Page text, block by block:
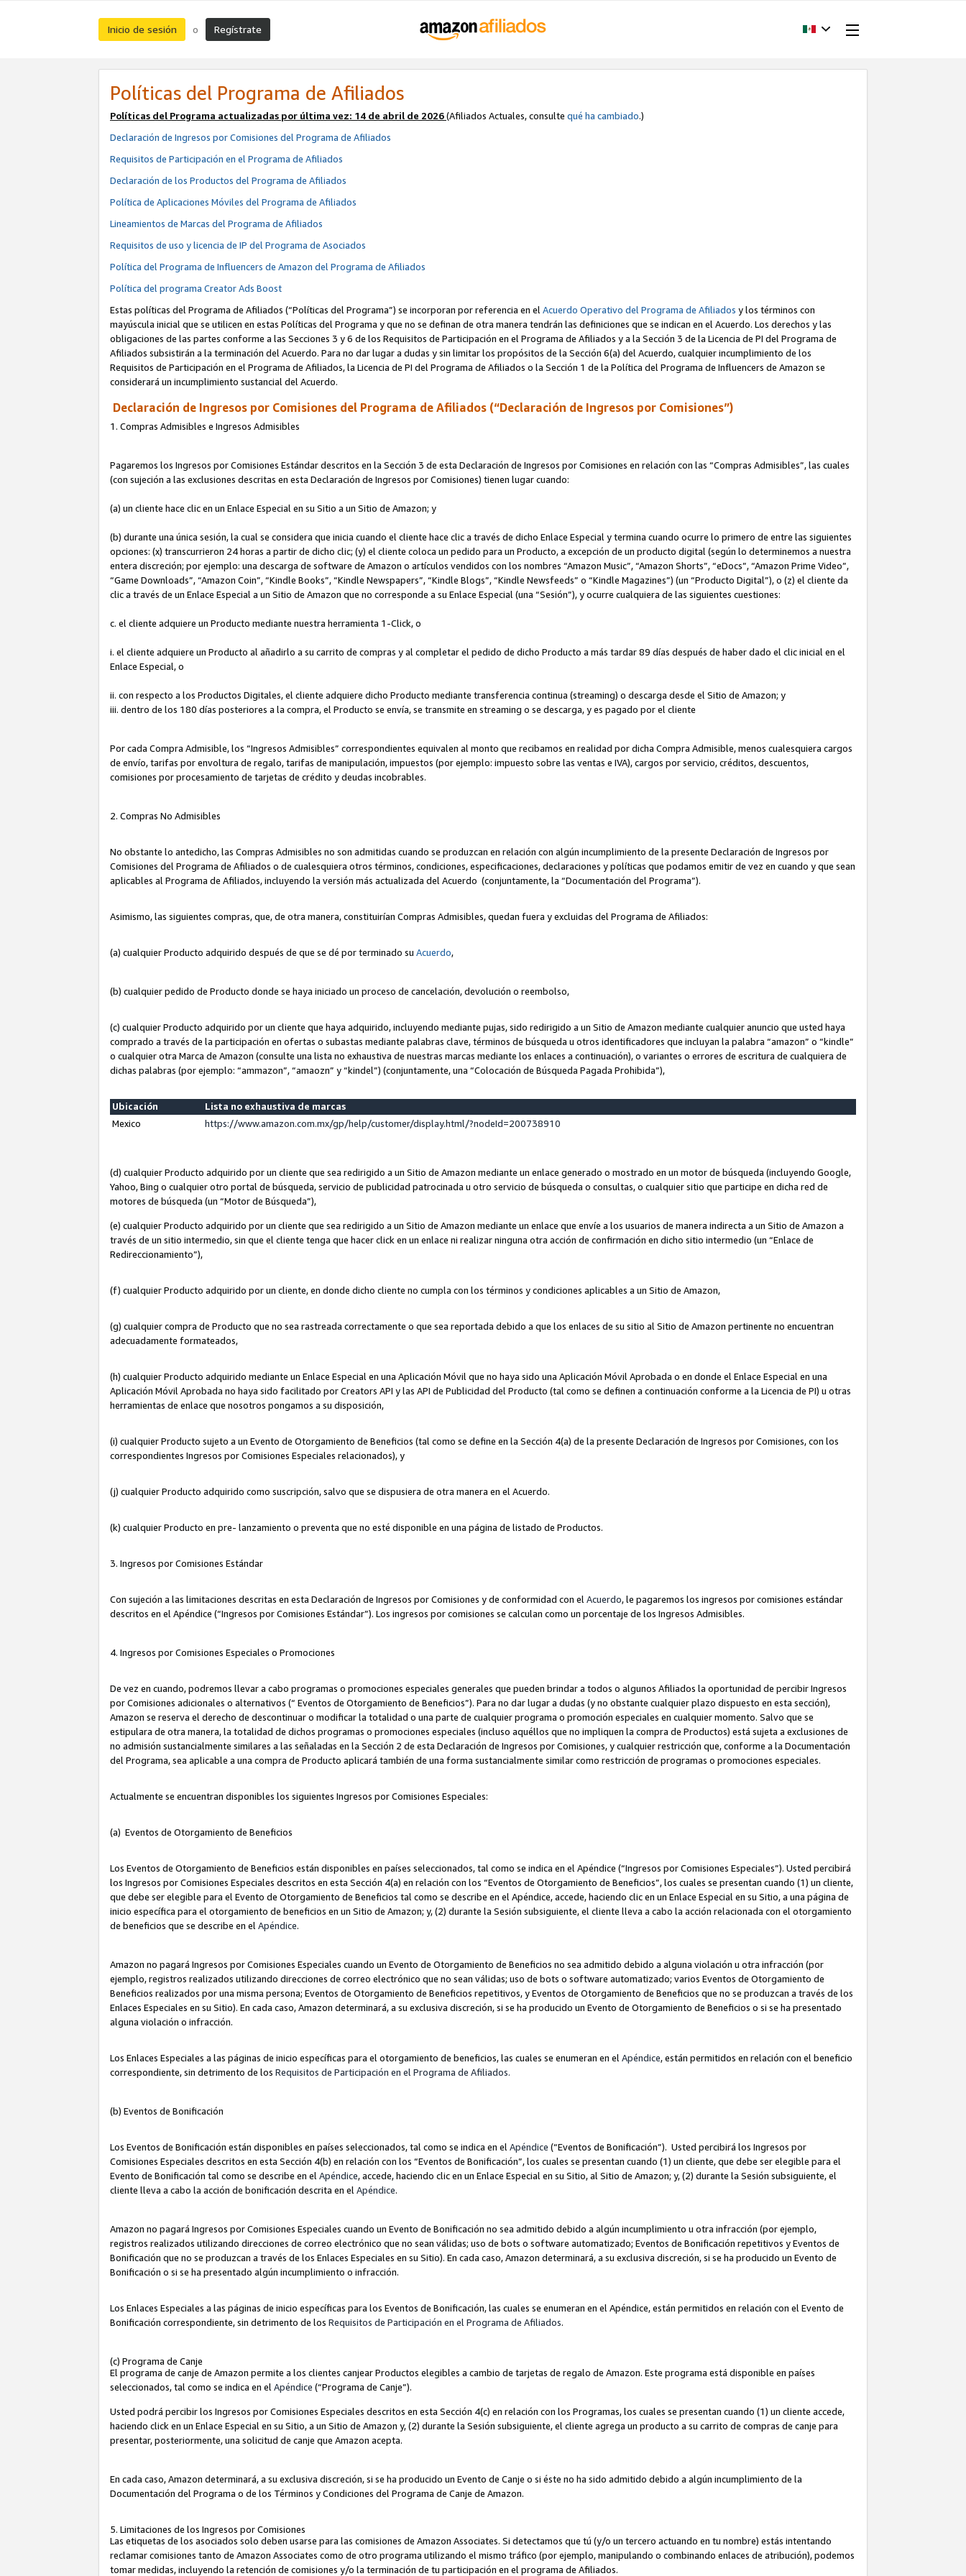
Inicio de sesión o Regístrate
Políticas del Programa de Afiliados
Políticas del Programa actualizadas por última vez: 14 de abril de 2026(Afiliados Actuales, consulte qué ha cambiado.)
Declaración de Ingresos por Comisiones del Programa de Afiliados
Requisitos de Participación en el Programa de Afiliados
Declaración de los Productos del Programa de Afiliados
Política de Aplicaciones Móviles del Programa de Afiliados
Lineamientos de Marcas del Programa de Afiliados
Requisitos de uso y licencia de IP del Programa de Asociados
Política del Programa de Influencers de Amazon del Programa de Afiliados
Política del programa Creator Ads Boost
Estas políticas del Programa de Afiliados (“Políticas del Programa”) se incorporan por referencia en elAcuerdo Operativo del Programa de Afiliados y los términos con
mayúscula inicial que se utilicen en estas Políticas del Programa y que no se definan de otra manera tendrán las definiciones que se indican en el Acuerdo. Los derechos y las
obligaciones de las partes conforme a las Secciones 3 y 6 de los Requisitos de Participación en el Programa de Afiliados y a la Sección 3 de la Licencia de PI del Programa de
Afiliados subsistirán a la terminación del Acuerdo. Para no dar lugar a dudas y sin limitar los propósitos de la Sección 6(a) del Acuerdo, cualquier incumplimiento de los
Requisitos de Participación en el Programa de Afiliados, la Licencia de PI del Programa de Afiliados o la Sección 1 de la Política del Programa de Influencers de Amazon se
considerará un incumplimiento sustancial del Acuerdo.
Declaración de Ingresos por Comisiones del Programa de Afiliados (“Declaración de Ingresos por Comisiones”)
1. Compras Admisibles e Ingresos Admisibles
Pagaremos los Ingresos por Comisiones Estándar descritos en la Sección 3 de esta Declaración de Ingresos por Comisiones en relación con las “Compras Admisibles”, las cuales
(con sujeción a las exclusiones descritas en esta Declaración de Ingresos por Comisiones) tienen lugar cuando:
(a) un cliente hace clic en un Enlace Especial en su Sitio a un Sitio de Amazon; y
(b) durante una única sesión, la cual se considera que inicia cuando el cliente hace clic a través de dicho Enlace Especial y termina cuando ocurre lo primero de entre las siguientes
opciones: (x) transcurrieron 24 horas a partir de dicho clic; (y) el cliente coloca un pedido para un Producto, a excepción de un producto digital (según lo determinemos a nuestra
entera discreción; por ejemplo: una descarga de software de Amazon o artículos vendidos con los nombres “Amazon Music”, “Amazon Shorts”, “eDocs”, “Amazon Prime Video”,
“Game Downloads”, “Amazon Coin”, “Kindle Books”, “Kindle Newspapers”, “Kindle Blogs”, “Kindle Newsfeeds” o “Kindle Magazines”) (un “Producto Digital”), o (z) el cliente da
clic a través de un Enlace Especial a un Sitio de Amazon que no corresponde a su Enlace Especial (una “Sesión”), y ocurre cualquiera de las siguientes cuestiones:
c. el cliente adquiere un Producto mediante nuestra herramienta 1-Click, o
i. el cliente adquiere un Producto al añadirlo a su carrito de compras y al completar el pedido de dicho Producto a más tardar 89 días después de haber dado el clic inicial en el
Enlace Especial, o
ii. con respecto a los Productos Digitales, el cliente adquiere dicho Producto mediante transferencia continua (streaming) o descarga desde el Sitio de Amazon; y
iii. dentro de los 180 días posteriores a la compra, el Producto se envía, se transmite en streaming o se descarga, y es pagado por el cliente
Por cada Compra Admisible, los “Ingresos Admisibles” correspondientes equivalen al monto que recibamos en realidad por dicha Compra Admisible, menos cualesquiera cargos
de envío, tarifas por envoltura de regalo, tarifas de manipulación, impuestos (por ejemplo: impuesto sobre las ventas e IVA), cargos por servicio, créditos, descuentos,
comisiones por procesamiento de tarjetas de crédito y deudas incobrables.
2. Compras No Admisibles
No obstante lo antedicho, las Compras Admisibles no son admitidas cuando se produzcan en relación con algún incumplimiento de la presente Declaración de Ingresos por
Comisiones del Programa de Afiliados o de cualesquiera otros términos, condiciones, especificaciones, declaraciones y políticas que podamos emitir de vez en cuando y que sean
aplicables al Programa de Afiliados, incluyendo la versión más actualizada del Acuerdo (conjuntamente, la “Documentación del Programa”).
Asimismo, las siguientes compras, que, de otra manera, constituirían Compras Admisibles, quedan fuera y excluidas del Programa de Afiliados:
(a) cualquier Producto adquirido después de que se dé por terminado su Acuerdo,
(b) cualquier pedido de Producto donde se haya iniciado un proceso de cancelación, devolución o reembolso,
(c) cualquier Producto adquirido por un cliente que haya adquirido, incluyendo mediante pujas, sido redirigido a un Sitio de Amazon mediante cualquier anuncio que usted haya
comprado a través de la participación en ofertas o subastas mediante palabras clave, términos de búsqueda u otros identificadores que incluyan la palabra “amazon” o “kindle”
o cualquier otra Marca de Amazon (consulte una lista no exhaustiva de nuestras marcas mediante los enlaces a continuación), o variantes o errores de escritura de cualquiera de
dichas palabras (por ejemplo: “ammazon”, “amaozn” y “kindel”) (conjuntamente, una “Colocación de Búsqueda Pagada Prohibida”),
Ubicación
Lista no exhaustiva de marcas
Mexico
https://www.amazon.com.mx/gp/help/customer/display.html/?nodeId=200738910
(d) cualquier Producto adquirido por un cliente que sea redirigido a un Sitio de Amazon mediante un enlace generado o mostrado en un motor de búsqueda (incluyendo Google,
Yahoo, Bing o cualquier otro portal de búsqueda, servicio de publicidad patrocinada u otro servicio de búsqueda o consultas, o cualquier sitio que participe en dicha red de
motores de búsqueda (un “Motor de Búsqueda”),
(e) cualquier Producto adquirido por un cliente que sea redirigido a un Sitio de Amazon mediante un enlace que envíe a los usuarios de manera indirecta a un Sitio de Amazon a
través de un sitio intermedio, sin que el cliente tenga que hacer click en un enlace ni realizar ninguna otra acción de confirmación en dicho sitio intermedio (un “Enlace de
Redireccionamiento”),
(f) cualquier Producto adquirido por un cliente, en donde dicho cliente no cumpla con los términos y condiciones aplicables a un Sitio de Amazon,
(g) cualquier compra de Producto que no sea rastreada correctamente o que sea reportada debido a que los enlaces de su sitio al Sitio de Amazon pertinente no encuentran
adecuadamente formateados,
(h) cualquier Producto adquirido mediante un Enlace Especial en una Aplicación Móvil que no haya sido una Aplicación Móvil Aprobada o en donde el Enlace Especial en una
Aplicación Móvil Aprobada no haya sido facilitado por Creators API y las API de Publicidad del Producto (tal como se definen a continuación conforme a la Licencia de PI) u otras
herramientas de enlace que nosotros pongamos a su disposición,
(i) cualquier Producto sujeto a un Evento de Otorgamiento de Beneficios (tal como se define en la Sección 4(a) de la presente Declaración de Ingresos por Comisiones, con los
correspondientes Ingresos por Comisiones Especiales relacionados), y
(j) cualquier Producto adquirido como suscripción, salvo que se dispusiera de otra manera en el Acuerdo.
(k) cualquier Producto en pre- lanzamiento o preventa que no esté disponible en una página de listado de Productos.
3. Ingresos por Comisiones Estándar
Con sujeción a las limitaciones descritas en esta Declaración de Ingresos por Comisiones y de conformidad con el Acuerdo, le pagaremos los ingresos por comisiones estándar
descritos en el Apéndice (“Ingresos por Comisiones Estándar”). Los ingresos por comisiones se calculan como un porcentaje de los Ingresos Admisibles.
4. Ingresos por Comisiones Especiales o Promociones
De vez en cuando, podremos llevar a cabo programas o promociones especiales generales que pueden brindar a todos o algunos Afiliados la oportunidad de percibir Ingresos
por Comisiones adicionales o alternativos (“ Eventos de Otorgamiento de Beneficios”). Para no dar lugar a dudas (y no obstante cualquier plazo dispuesto en esta sección),
Amazon se reserva el derecho de descontinuar o modificar la totalidad o una parte de cualquier programa o promoción especiales en cualquier momento. Salvo que se
estipulara de otra manera, la totalidad de dichos programas o promociones especiales (incluso aquéllos que no impliquen la compra de Productos) está sujeta a exclusiones de
no admisión sustancialmente similares a las señaladas en la Sección 2 de esta Declaración de Ingresos por Comisiones, y cualquier restricción que, conforme a la Documentación
del Programa, sea aplicable a una compra de Producto aplicará también de una forma sustancialmente similar como restricción de programas o promociones especiales.
Actualmente se encuentran disponibles los siguientes Ingresos por Comisiones Especiales:
(a) Eventos de Otorgamiento de Beneficios
Los Eventos de Otorgamiento de Beneficios están disponibles en países seleccionados, tal como se indica en el Apéndice (“Ingresos por Comisiones Especiales”). Usted percibirá
los Ingresos por Comisiones Especiales descritos en esta Sección 4(a) en relación con los “Eventos de Otorgamiento de Beneficios”, los cuales se presentan cuando (1) un cliente,
que debe ser elegible para el Evento de Otorgamiento de Beneficios tal como se describe en el Apéndice, accede, haciendo clic en un Enlace Especial en su Sitio, a una página de
inicio específica para el otorgamiento de beneficios en un Sitio de Amazon; y, (2) durante la Sesión subsiguiente, el cliente lleva a cabo la acción relacionada con el otorgamiento
de beneficios que se describe en el Apéndice.
Amazon no pagará Ingresos por Comisiones Especiales cuando un Evento de Otorgamiento de Beneficios no sea admitido debido a alguna violación u otra infracción (por
ejemplo, registros realizados utilizando direcciones de correo electrónico que no sean válidas; uso de bots o software automatizado; varios Eventos de Otorgamiento de
Beneficios realizados por una misma persona; Eventos de Otorgamiento de Beneficios repetitivos, y Eventos de Otorgamiento de Beneficios que no se produzcan a través de los
Enlaces Especiales en su Sitio). En cada caso, Amazon determinará, a su exclusiva discreción, si se ha producido un Evento de Otorgamiento de Beneficios o si se ha presentado
alguna violación o infracción.
Los Enlaces Especiales a las páginas de inicio específicas para el otorgamiento de beneficios, las cuales se enumeran en el Apéndice, están permitidos en relación con el beneficio
correspondiente, sin detrimento de los Requisitos de Participación en el Programa de Afiliados.
(b) Eventos de Bonificación
Los Eventos de Bonificación están disponibles en países seleccionados, tal como se indica en el Apéndice (“Eventos de Bonificación”). Usted percibirá los Ingresos por
Comisiones Especiales descritos en esta Sección 4(b) en relación con los “Eventos de Bonificación”, los cuales se presentan cuando (1) un cliente, que debe ser elegible para el
Evento de Bonificación tal como se describe en el Apéndice, accede, haciendo clic en un Enlace Especial en su Sitio, al Sitio de Amazon; y, (2) durante la Sesión subsiguiente, el
cliente lleva a cabo la acción de bonificación descrita en el Apéndice.
Amazon no pagará Ingresos por Comisiones Especiales cuando un Evento de Bonificación no sea admitido debido a algún incumplimiento u otra infracción (por ejemplo,
registros realizados utilizando direcciones de correo electrónico que no sean válidas; uso de bots o software automatizado; Eventos de Bonificación repetitivos y Eventos de
Bonificación que no se produzcan a través de los Enlaces Especiales en su Sitio). En cada caso, Amazon determinará, a su exclusiva discreción, si se ha producido un Evento de
Bonificación o si se ha presentado algún incumplimiento o infracción.
Los Enlaces Especiales a las páginas de inicio específicas para los Eventos de Bonificación, las cuales se enumeran en el Apéndice, están permitidos en relación con el Evento de
Bonificación correspondiente, sin detrimento de los Requisitos de Participación en el Programa de Afiliados.
(c) Programa de Canje
El programa de canje de Amazon permite a los clientes canjear Productos elegibles a cambio de tarjetas de regalo de Amazon. Este programa está disponible en países
seleccionados, tal como se indica en el Apéndice (“Programa de Canje”).
Usted podrá percibir los Ingresos por Comisiones Especiales descritos en esta Sección 4(c) en relación con los Programas, los cuales se presentan cuando (1) un cliente accede,
haciendo click en un Enlace Especial en su Sitio, a un Sitio de Amazon y, (2) durante la Sesión subsiguiente, el cliente agrega un producto a su carrito de compras de canje para
presentar, posteriormente, una solicitud de canje que Amazon acepta.
En cada caso, Amazon determinará, a su exclusiva discreción, si se ha producido un Evento de Canje o si éste no ha sido admitido debido a algún incumplimiento de la
Documentación del Programa o de los Términos y Condiciones del Programa de Canje de Amazon.
5. Limitaciones de los Ingresos por Comisiones
Las etiquetas de los asociados solo deben usarse para las comisiones de Amazon Associates. Si detectamos que tú (y/o un tercero actuando en tu nombre) estás intentando
reclamar comisiones tanto de Amazon Associates como de otro programa utilizando el mismo tráfico (por ejemplo, manipulando o combinando enlaces de atribución), podemos
tomar medidas, incluyendo la retención de comisiones y/o la terminación de tu participación en el programa de Afiliados.